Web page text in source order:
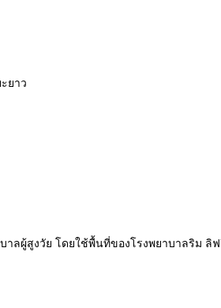
ยาว
ลผู้สูงวัย โดยใช้พื้นที่ของโรงพยาบาลริม ลิ